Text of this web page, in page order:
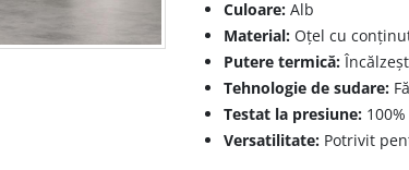
Culoare: Alb
Material: Oțel cu
Putere termică:
Tehnologie de sudare:
Testat la presiune:
Versatilitate: Potrivit